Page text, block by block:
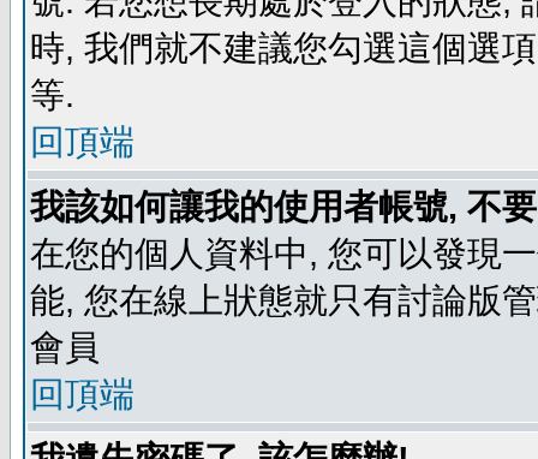
時, 我們就不建議您勾選這個選
等.
回頂端
我該如何讓我的使用者帳號, 不
在您的個人資料中, 您可以發現
能, 您在線上狀態就只有討論版
會員
回頂端